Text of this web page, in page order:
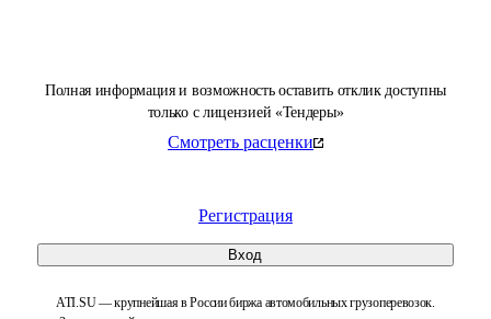
Полная информация и возможность оставить отклик доступны
только с лицензией «Тендеры»
Смотреть расценки
Регистрация
Вход
ATI.SU — крупнейшая в России биржа автомобильных грузоперевозок.